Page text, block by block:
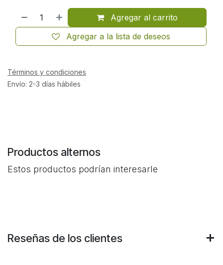
Agregar al carrito
Agregar a la lista de deseos
Términos y condiciones
Envío: 2-3 días hábiles
Productos alternos
Estos productos podrían interesarle
Reseñas de los clientes